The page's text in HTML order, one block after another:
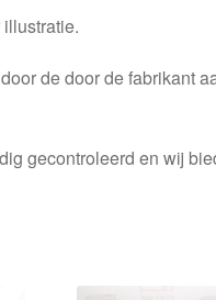
de door de fabrikant
gecontroleerd en wij